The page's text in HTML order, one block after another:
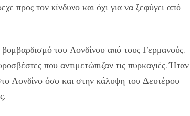
προς τον κίνδυνο και όχι για να ξεφύγει από
του Λονδίνου από τους Γερμανούς.
που αντιμετώπιζαν τις πυρκαγιές. Ήταν
Λονδίνο όσο και στην κάλυψη του Δευτέρου